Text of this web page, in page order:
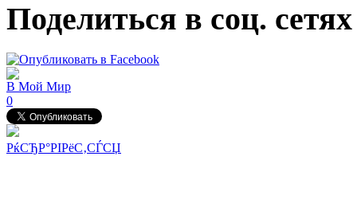
Поделиться в соц. сетях
В Мой Мир
0
РќСЂР°РІРёС‚СЃСЏ